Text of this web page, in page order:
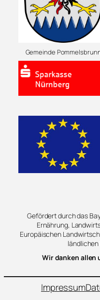
Gemeinde
Gefördert durch das
Ernährung,
Europäischen
ländlichen
Wir danken allen
Impressum